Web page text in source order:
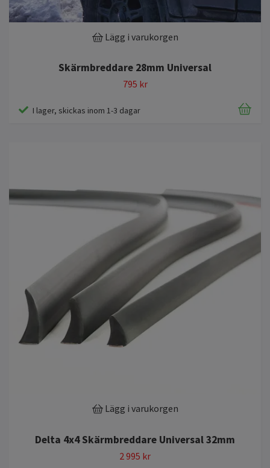
Lägg i varukorgen
Skärmbreddare 28mm Universal
795 kr
I lager, skickas inom 1-3 dagar
Lägg i varukorgen
Delta 4x4 Skärmbreddare Universal 32mm
2 995 kr